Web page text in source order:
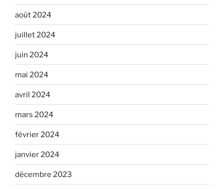
août 2024
juillet 2024
juin 2024
mai 2024
avril 2024
mars 2024
février 2024
janvier 2024
décembre 2023